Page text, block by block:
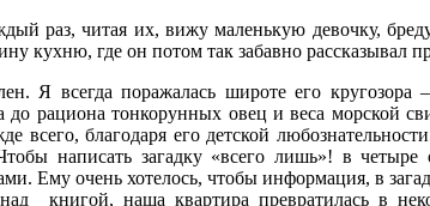
раз, читая их, вижу маленькую девочку,
кухню, где он потом так забавно рассказывал
Я всегда поражалась широте его кругозора
до рациона тонкорунных овец и веса морской
всего, благодаря его детской
написать загадку «всего лишь»! в
Ему очень хотелось, чтобы информация, в
книгой, наша квартира превратилась в